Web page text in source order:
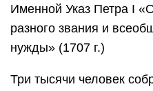
Именной Указ Петра I
разного звания и
нужды» (1707 г.)
Три тысячи человек